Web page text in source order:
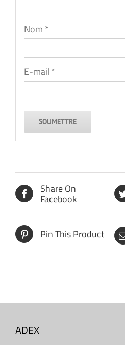
Nom *
E-mail *
Share On
Facebook
Pin This Product
ADEX